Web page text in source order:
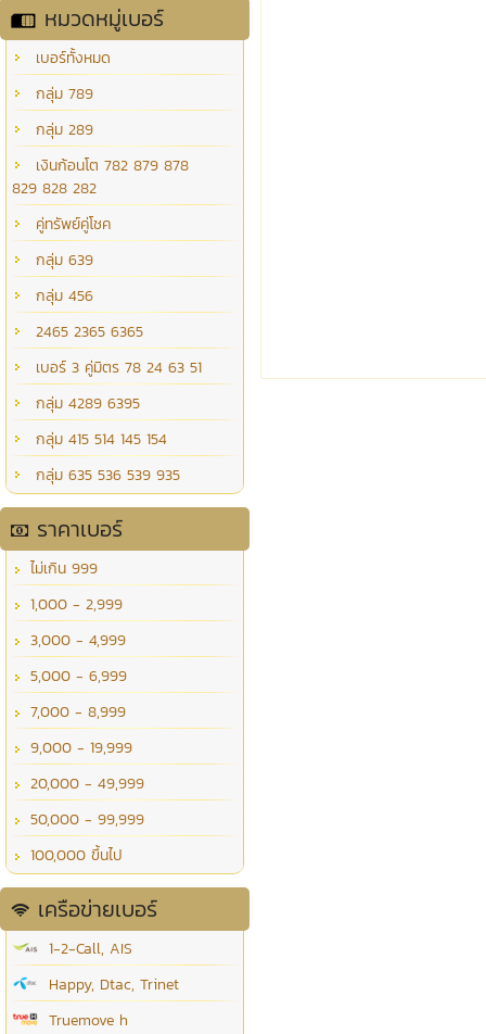
หมวดหมู่เบอร์
เบอร์ทั้งหมด
กลุ่ม 789
กลุ่ม 289
เงินก้อนโต 782 879 878
829 828 282
คู่ทรัพย์คู่โชค
กลุ่ม 639
กลุ่ม 456
2465 2365 6365
เบอร์ 3 คู่มิตร 78 24 63 51
กลุ่ม 4289 6395
กลุ่ม 415 514 145 154
กลุ่ม 635 536 539 935
ราคาเบอร์
ไม่เกิน 999
1,000 - 2,999
3,000 - 4,999
5,000 - 6,999
7,000 - 8,999
9,000 - 19,999
20,000 - 49,999
50,000 - 99,999
100,000 ขึ้นไป
เครือข่ายเบอร์
1-2-Call, AIS
Happy, Dtac, Trinet
Truemove h